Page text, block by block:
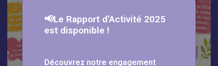
📢Le Rapport d’Activité 2025
est disponible !
Découvrez notre engagement